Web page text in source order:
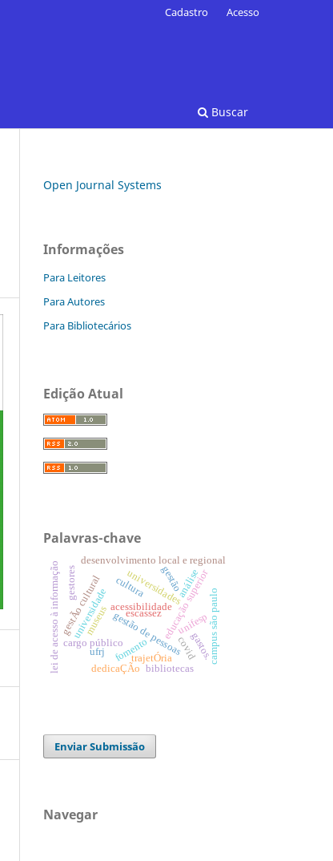
Buscar
Cadastro Acesso
Open Journal Systems
Informações
Para Leitores
Para Autores
Para Bibliotecários
Edição Atual
Palavras-chave
gestão de pessoas
cargo público
universidade educação superior
desenvolvimento local e regional
cultura
gestÃo cultural universidades
fomentotrajetÓria
dedicaÇÃo
acessibilidade
unifespcampus são paulo
gestão
gestores
bibliotecas
escassez
lei de acesso à informação ufrj
museus
covid
análise
gastos.
Enviar Submissão
Navegar